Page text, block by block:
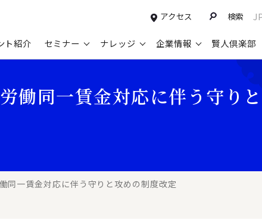
アクセス 検索
ト紹介 セミナー ナレッジ 企業情報 賢人倶楽部
コンサルティングサービスTOP
新規事業開発・ビジネスモデル変革・
マーケティング戦略・営業改革
セミナー情報TOP
申込み受付中のセミナー
最新ソリューションTOP
経営全般
人事
営
【
企業情報TOP
会社概要
レイヤーズ・コンサルティングの特徴
お知らせTOP
ニュース
働同一賃金対応に伴う守り
同一賃金対応に伴う守りと攻めの制度改定